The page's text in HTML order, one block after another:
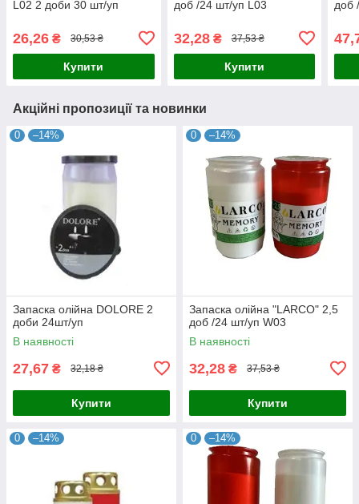
L02 2 доби 30 шт/уп
26,26 ₴ 30,53 ₴
Купити
доб /24 шт/уп L03
32,28₴ 37,53 ₴
Купити
доб
Акційні пропозиції та новинки
0 –14%
Запаска олійна DOLORE 2
доби 24шт/уп
В наявності
27,67 ₴ 32,18 ₴
Купити
0 –14%
Запаска олійна "LARCO" 2,5
доб /24 шт/уп W03
В наявності
32,28 ₴ 37,53 ₴
Купити
0 –14% 0 –14%